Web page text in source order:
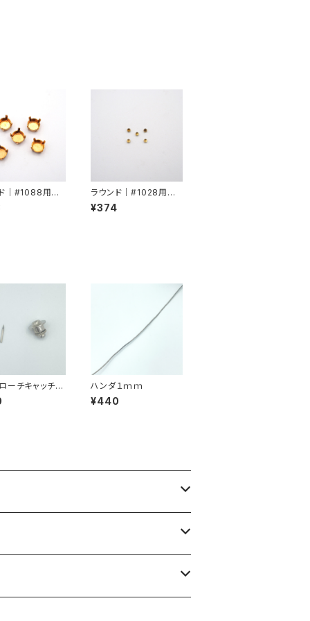
｜#1088用角
ラウンド｜#1028用挽
物爪pp9
¥374
ーチキャッチセ ハンダ１ｍｍ
¥440